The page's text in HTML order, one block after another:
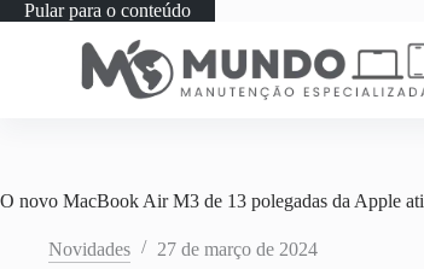
Pular para o conteúdo
O novo MacBook Air M3 de 13 polegadas da Apple
Novidades 27 de março de 2024